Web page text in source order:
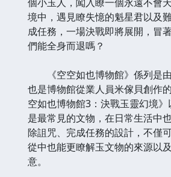
境中，遇見瞭失憶的魁星君以及
成任務，一場決戰即將展開，冒
們能全身而退嗎？
《空空如也博物館》係列是
也是博物館從業人員米傢貝創作
空如也博物館3：決戰玉靈幻境
是最常見的文物，在日常生活中
除詛咒、完成任務的設計，不僅
從中也能更瞭解玉文物的來源以
意。